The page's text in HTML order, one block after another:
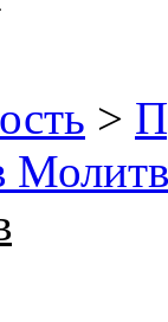
>
Молитв